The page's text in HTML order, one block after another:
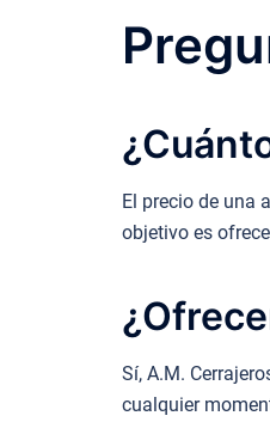
El precio de una
objetivo es
Sí, A.M.
cualquier